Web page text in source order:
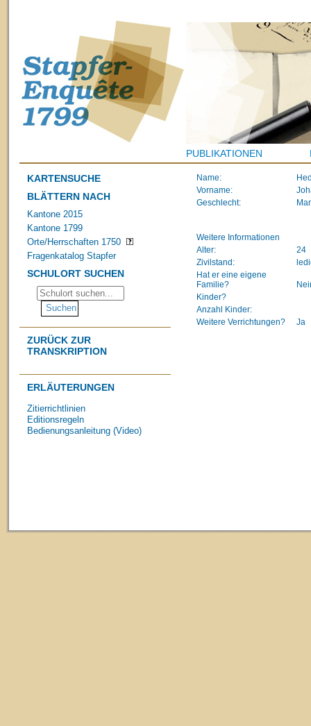
PUBLIKATIONEN
KARTENSUCHE
BLÄTTERN NACH
Kantone 2015
Kantone 1799
Orte/Herrschaften 1750
Fragenkatalog Stapfer
SCHULORT SUCHEN
ZURÜCK ZUR
TRANSKRIPTION
ERLÄUTERUNGEN
Zitierrichtlinien
Editionsregeln
Bedienungsanleitung (Video)
Name:
Vorname:
Geschlecht:
Weitere Informationen
Alter:
24
Zivilstand:
Hat er eine eigene
Familie?
Kinder?
Anzahl Kinder:
Weitere Verrichtungen?
Ja